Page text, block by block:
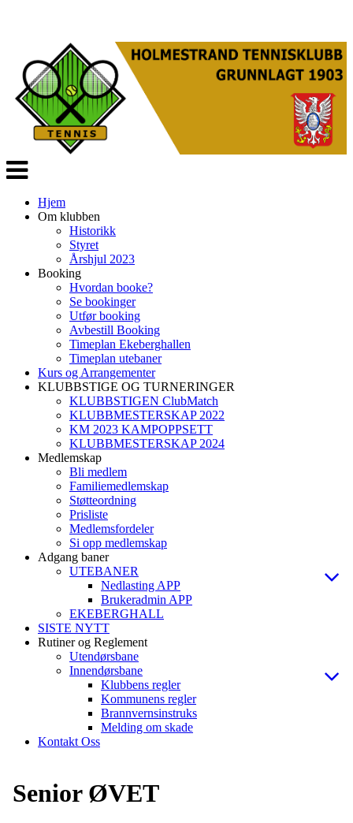
Veksle
navigasjon
Hjem
Om klubben
Historikk
Styret
Årshjul 2023
Booking
Hvordan booke?
Se bookinger
Utfør booking
Avbestill Booking
Timeplan Ekeberghallen
Timeplan utebaner
Kurs og Arrangementer
KLUBBSTIGE OG TURNERINGER
KLUBBSTIGEN ClubMatch
KLUBBMESTERSKAP 2022
KM 2023 KAMPOPPSETT
KLUBBMESTERSKAP 2024
Medlemskap
Bli medlem
Familiemedlemskap
Støtteordning
Prisliste
Medlemsfordeler
Si opp medlemskap
Adgang baner
UTEBANER
Nedlasting APP
Brukeradmin APP
EKEBERGHALL
SISTE NYTT
Rutiner og Reglement
Utendørsbane
Innendørsbane
Klubbens regler
Kommunens regler
Brannvernsinstruks
Melding om skade
Kontakt Oss
Senior ØVET